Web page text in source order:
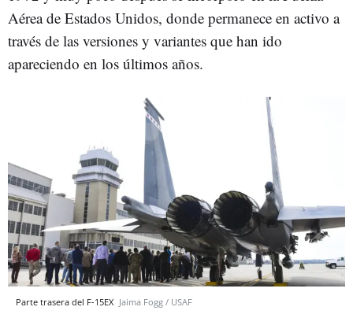
Aérea de Estados Unidos, donde permanece en activo a
través de las versiones y variantes que han ido
apareciendo en los últimos años.
Parte trasera del F-15EX Jaima Fogg / USAF